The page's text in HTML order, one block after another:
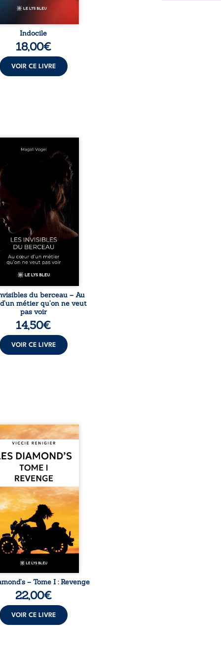
Indocile
18,00€
VOIR CE LIVRE
soin de celles et
auxquels nous confions
? Derrière la
apparente des
d’accueil se joue une
que nul ne soupçonne :
dérisoires,
épuisement,
écrasantes… À
des témoignages
et sa propre
Magali Vogel lève
sur les coulisses d’une ...
du berceau – Au
métier qu’on ne veut
pas voir
14,50€
VOIR CE LIVRE
est à la tête des
un clan de motards
réputé et respecté que
dans tout le pays. Rien
prédestinait à cette vie,
les épreuves ont forgé
dure, inaccessible
à ne jamais dévoiler
jusqu’à ce que
Juan croise sa
Chef d’une famille de
Juan porte lui aussi le
poids ...
– Tome I : Revenge
22,00€
VOIR CE LIVRE